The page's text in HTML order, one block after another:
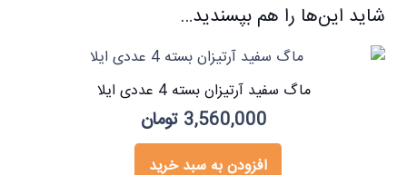
شاید این‌ها را هم بپسندید…
ماگ سفید آرتیزان بسته 4 عددی ایلا
3,560,000 تومان
افزودن به سبد خرید